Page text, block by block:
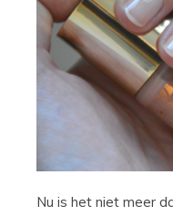
Nu is het niet meer